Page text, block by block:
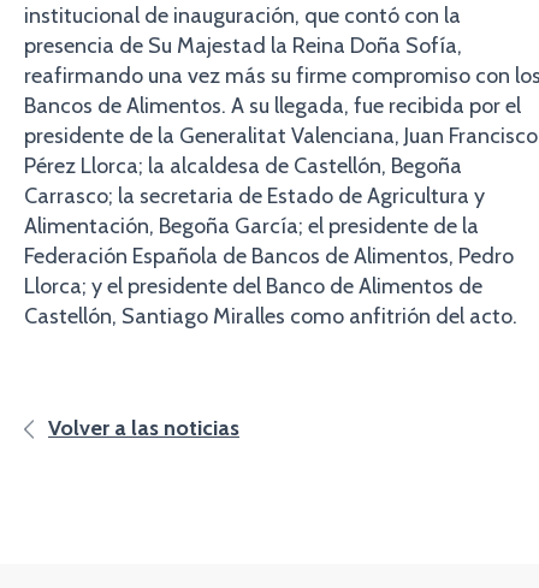
institucional de inauguración, que contó con la
presencia de Su Majestad la Reina Doña Sofía,
reafirmando una vez más su firme compromiso con
Bancos de Alimentos. A su llegada, fue recibida por el
presidente de la Generalitat Valenciana, Juan Francisco
Pérez Llorca; la alcaldesa de Castellón, Begoña
Carrasco; la secretaria de Estado de Agricultura y
Alimentación, Begoña García; el presidente de la
Federación Española de Bancos de Alimentos, Pedro
Llorca; y el presidente del Banco de Alimentos de
Castellón, Santiago Miralles como anfitrión del acto.
Volver a las noticias